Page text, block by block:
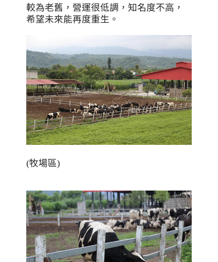
較為老舊，營運很低調，知名度不高，
希望未來能再度重生。
(牧場區)